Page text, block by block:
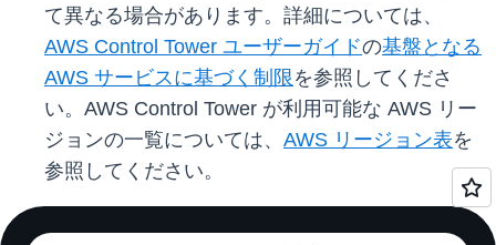
て異なる場合があります。詳細については、
AWS Control Tower ユーザーガイドの基盤となる
AWS サービスに基づく制限 を参照してくださ
い。AWS Control Tower が利用可能な AWS リー
ジョンの一覧については、 AWS リージョン表を
参照してください。